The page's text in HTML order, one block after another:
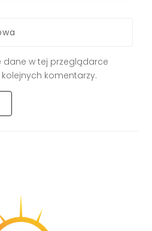
w tej przeglądarce
komentarzy.